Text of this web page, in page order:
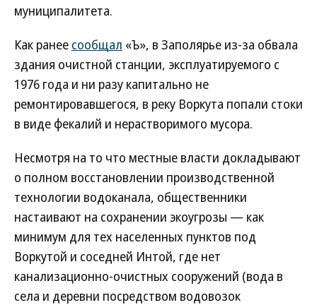
муниципалитета.
Как ранее сообщал «Ъ», в Заполярье из-за обвала
здания очистной станции, эксплуатируемого с
1976 года и ни разу капитально не
ремонтировавшегося, в реку Воркута попали стоки
в виде фекалий и нерастворимого мусора.
Несмотря на то что местные власти докладывают
о полном восстановлении производственной
технологии водоканала, общественники
настаивают на сохранении экоугрозы — как
минимум для тех населенных пунктов под
Воркутой и соседней Интой, где нет
канализационно-очистных сооружений (вода в
села и деревни посредством водовозок